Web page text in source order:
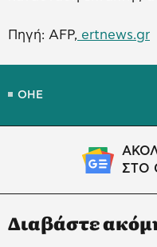
Πηγή: AFP, ertnews.gr
ΟΗΕ
ΣΤΟ
Διαβάστε